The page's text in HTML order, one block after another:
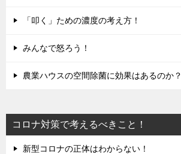
「叩く」ための濃度の考え方！
みんなで怒ろう！
農業ハウスの空間除菌に効果はあるのか？
コロナ対策で考えるべきこと！
新型コロナの正体はわからない！